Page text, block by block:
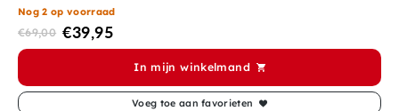
Nog 2 op voorraad
€69,00 €39,95
In mijn winkelmand
Voeg toe aan favorieten